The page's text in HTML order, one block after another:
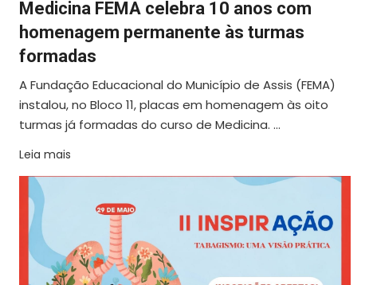
Medicina FEMA celebra 10 anos com
homenagem permanente às turmas
formadas
A Fundação Educacional do Município de Assis (FEMA)
instalou, no Bloco 11, placas em homenagem às oito
turmas já formadas do curso de Medicina. ...
Leia mais